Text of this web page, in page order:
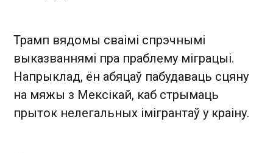
Трамп вядомы сваімі спрэчнымі
выказваннямі пра праблему міграцыі.
Напрыклад, ён абяцаў пабудаваць сцяну
на мяжы з Мексікай, каб стрымаць
прыток нелегальных імігрантаў у краіну.